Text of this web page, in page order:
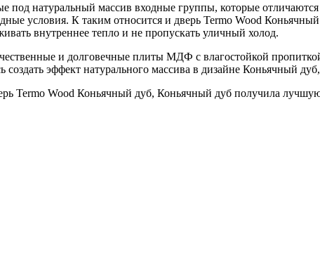
под натуральный массив входные группы, которые
условия. К таким относится и дверь Termo Wood
внутреннее тепло и не пропускать уличный холод.
и долговечные плиты МДФ с влагостойкой
эффект натурального массива в дизайне Коньячный
Termo Wood Коньячный дуб, Коньячный дуб получила